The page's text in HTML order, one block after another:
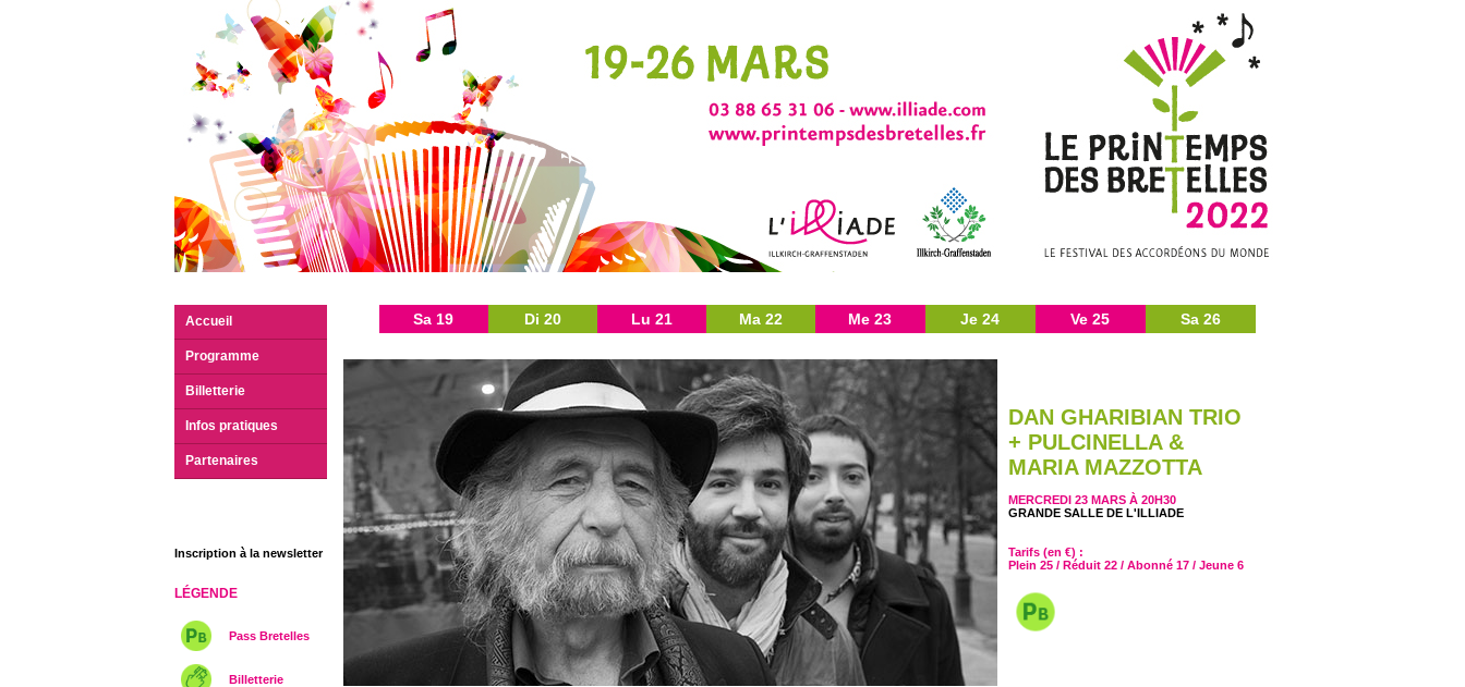
Accueil
Programme
Billetterie
Infos pratiques
Partenaires
Inscription à la newsletter
LÉGENDE
Pass Bretelles
Billetterie
Sa 19 Di 20 Lu 21 Ma 22 Me 23 Je 24 Ve 25 Sa 26
DAN GHARIBIAN TRIO
+ PULCINELLA &
MARIA MAZZOTTA
MERCREDI 23 MARS À 20H30
GRANDE SALLE DE L'ILLIADE
Tarifs (en €) :
Plein 25 / Réduit 22 / Abonné 17 / Jeune 6